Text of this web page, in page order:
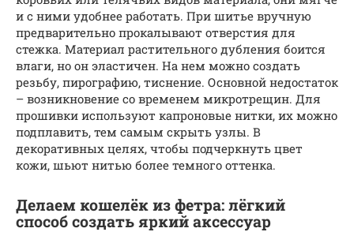
и с ними удобнее работать. При шитье вручную
предварительно прокалывают отверстия для
стежка. Материал растительного дубления боится
влаги, но он эластичен. На нем можно создать
резьбу, пирографию, тиснение. Основной недостаток
– возникновение со временем микротрещин. Для
прошивки используют капроновые нитки, их можно
подплавить, тем самым скрыть узлы. В
декоративных целях, чтобы подчеркнуть цвет
кожи, шьют нитью более темного оттенка.
Делаем кошелёк из фетра: лёгкий
способ создать яркий аксессуар